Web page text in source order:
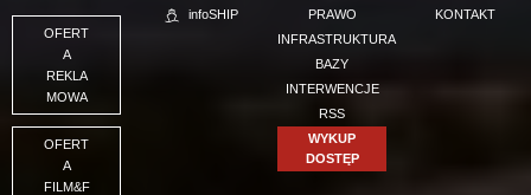
OFERT
A
REKLA
MOWA
OFERT
A
FILM&F
infoSHIP
PRAWO
INFRASTRUKTURA
BAZY
INTERWENCJE
RSS
WYKUP
DOSTĘP
KONTAKT